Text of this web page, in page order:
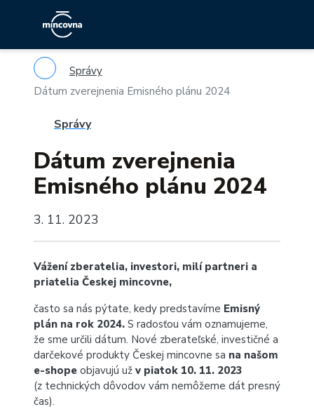
Správy
Dátum zverejnenia Emisného plánu 2024
Správy
Dátum zverejnenia
Emisného plánu 2024
3. 11. 2023
Vážení zberatelia, investori, milí partneri a
priatelia Českej mincovne,
často sa nás pýtate, kedy predstavíme Emisný
plán na rok 2024. S radosťou vám oznamujeme,
že sme určili dátum. Nové zberateľské, investičné a
darčekové produkty Českej mincovne sa na našom
e-‍shope objavujú už v piatok 10. 11. 2023
(z technických dôvodov vám nemôžeme dát presný
čas).